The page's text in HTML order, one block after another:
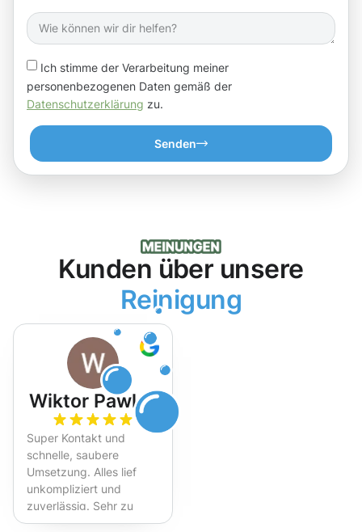
Ich stimme der Verarbeitung meiner
personenbezogenen Daten gemäß der
Datenschutzerklärung zu.
Senden
Kunden über unsere
Reinigung
Wiktor Pawlak
Super Kontakt und
schnelle, saubere
Umsetzung. Alles lief
unkompliziert und
zuverlässig. Sehr zu
empfehlen!